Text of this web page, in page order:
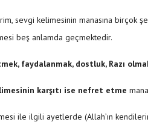
sevgi kelimesinin manasına birçok
beş anlamda geçmektedir.
faydalanmak, dostluk, Razı
karşıtı ise nefret etme
ile ilgili ayetlerde (Allah’ın